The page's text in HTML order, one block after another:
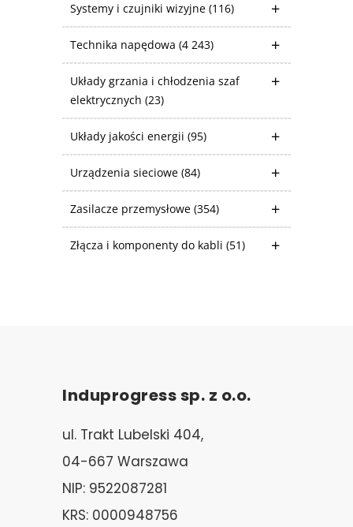
Systemy i czujniki wizyjne (116)
Technika napędowa (4 243)
Układy grzania i chłodzenia szaf
elektrycznych (23)
Układy jakości energii (95)
Urządzenia sieciowe (84)
Zasilacze przemysłowe (354)
Złącza i komponenty do kabli (51)
Induprogress sp. z o.o.
ul. Trakt Lubelski 404,
04-667 Warszawa
NIP: 9522087281
KRS: 0000948756